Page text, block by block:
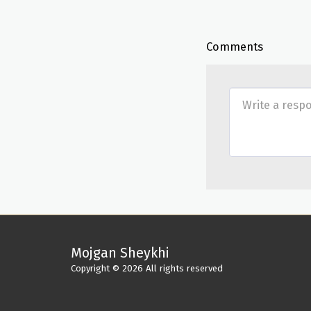
Comments
Mojgan Sheykhi
Copyright © 2026 All rights reserved